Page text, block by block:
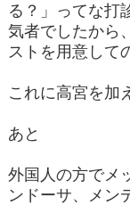
る？」ってな打
気者でしたから
ストを用意して
これに高宮を加
あと
外国人の方でメ
ンドーサ、メン